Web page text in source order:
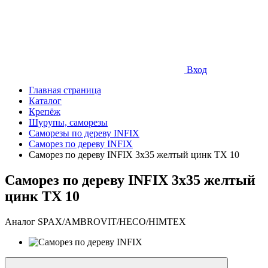
Вход
Главная страница
Каталог
Крепёж
Шурупы, саморезы
Саморезы по дереву INFIX
Саморез по дереву INFIX
Саморез по дереву INFIX 3х35 желтый цинк TX 10
Саморез по дереву INFIX 3х35 желтый
цинк TX 10
Аналог SPAX/AMBROVIT/HECO/HIMTEX